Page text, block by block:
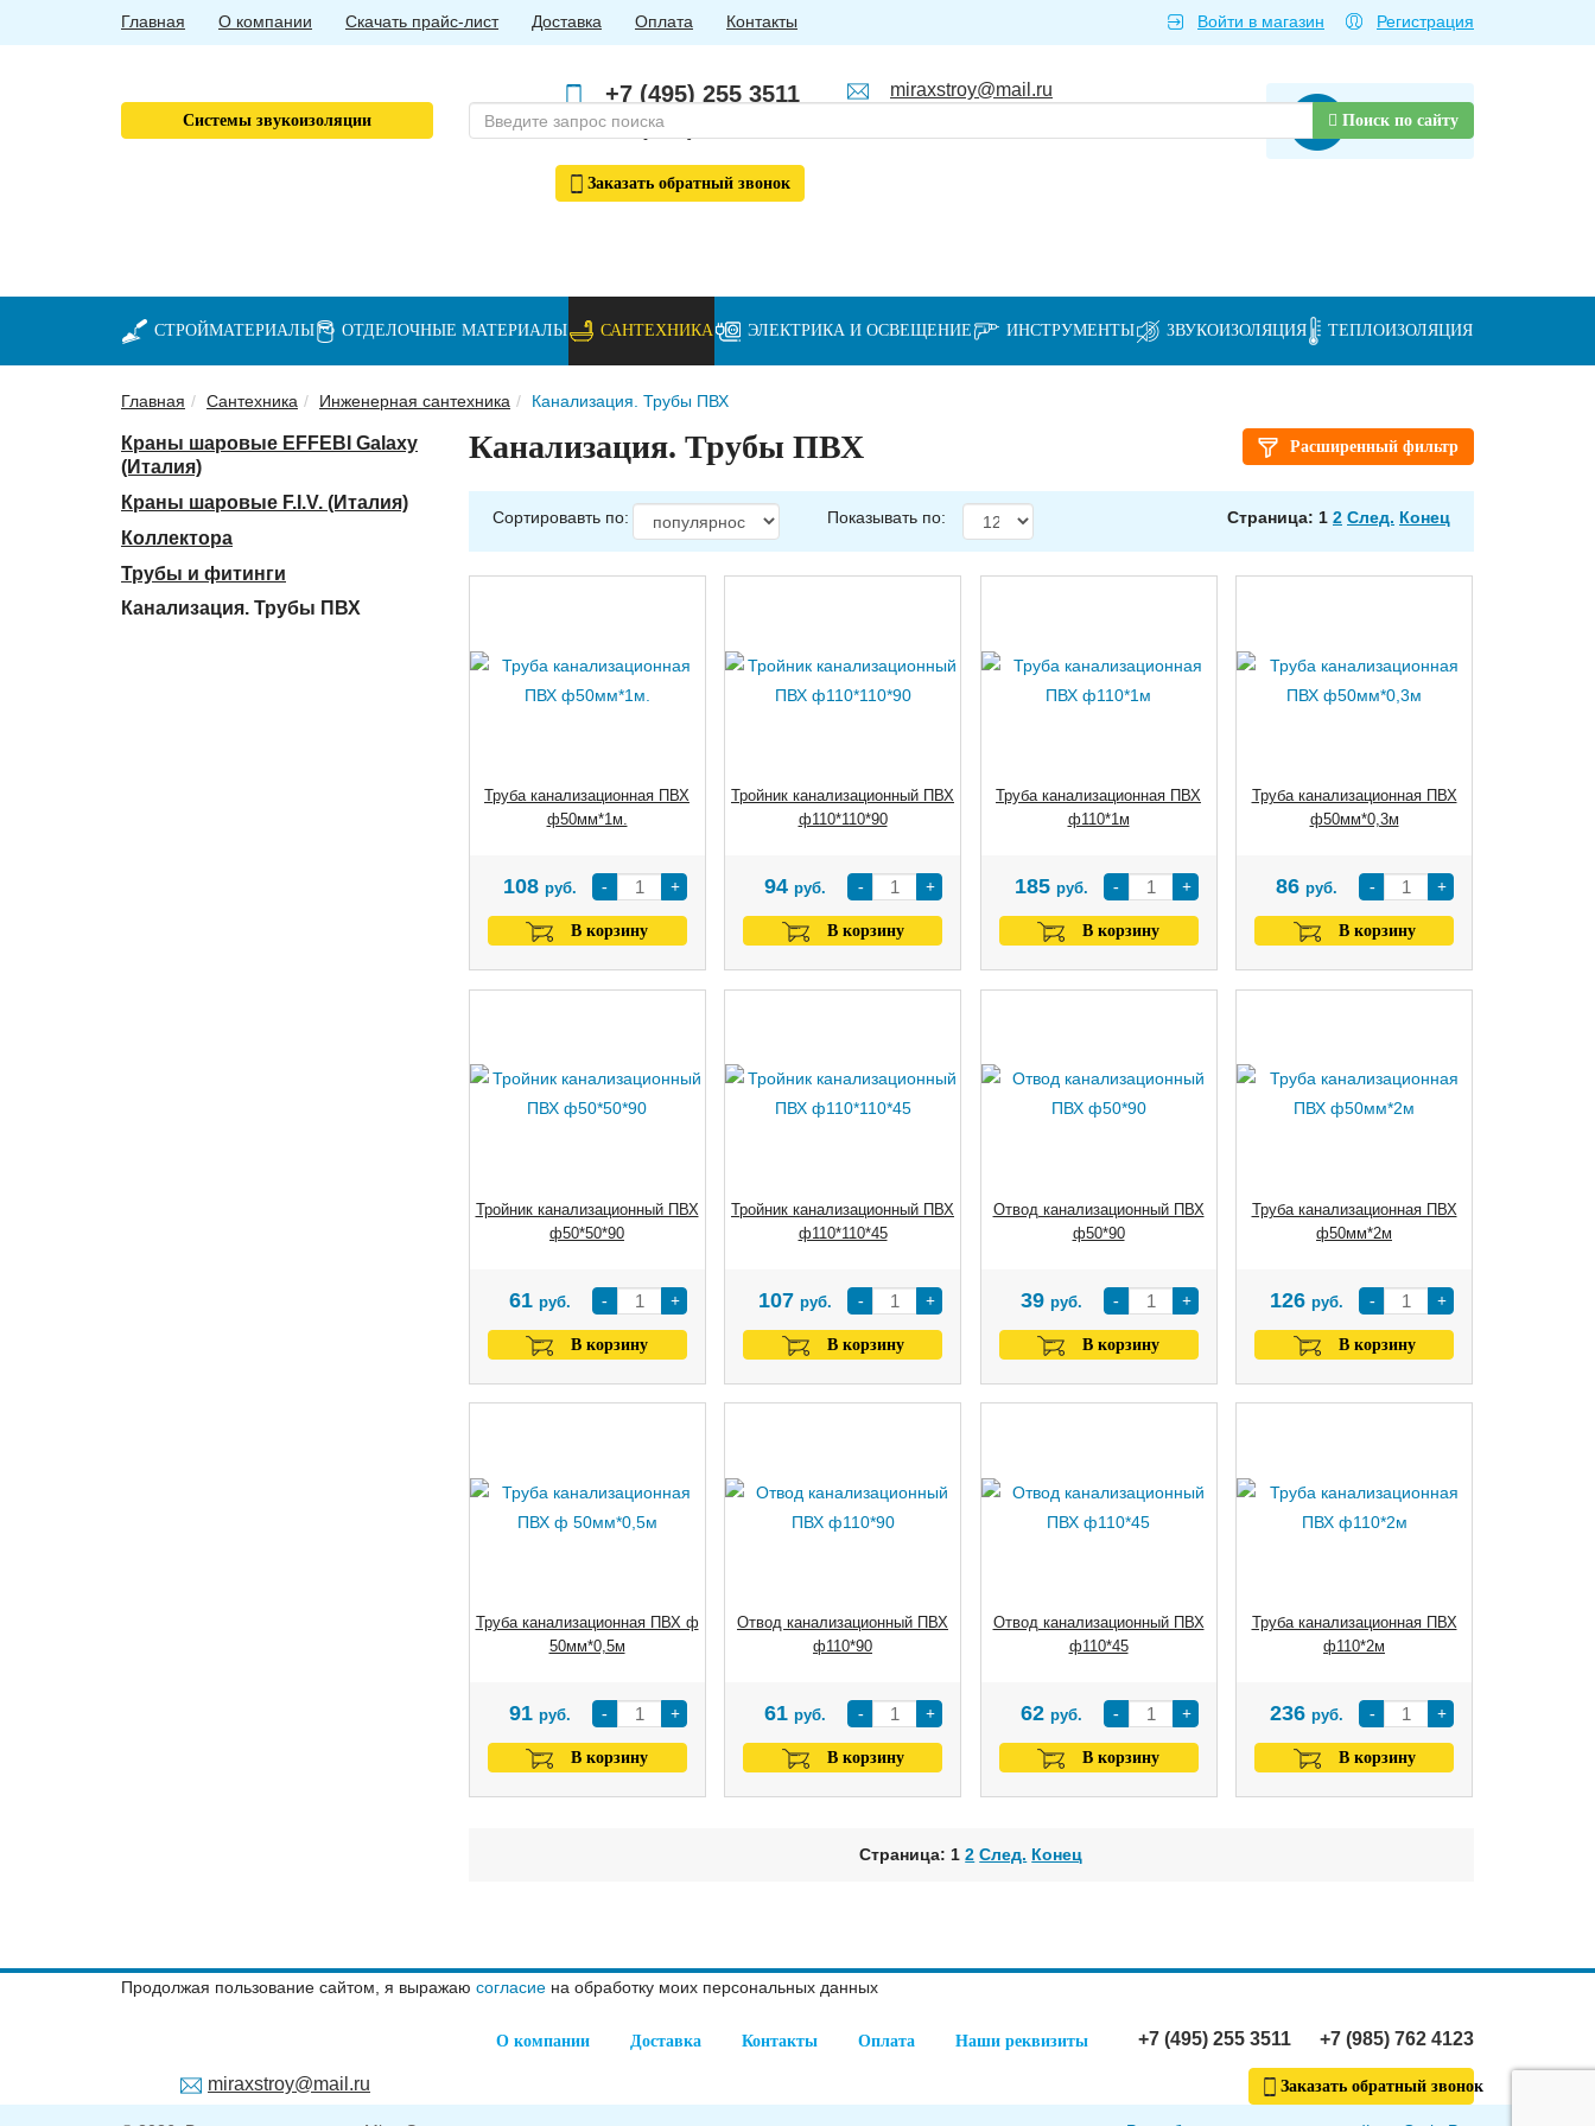
СТРОЙМАТЕРИАЛЫ ОТДЕЛОЧНЫЕ МАТЕРИАЛЫ САНТЕХНИКА ЭЛЕКТРИКА И ОСВЕЩЕНИЕ ИНСТРУМЕНТЫ ЗВУКОИЗОЛЯЦИЯ ТЕПЛОИЗОЛЯЦИЯ
Главная О компании Скачать прайс-лист Доставка Оплата Контакты Войти в магазин Регистрация
Товаров нет
+7 (495) 255 3511
+7 (985) 762 4123
Заказать обратный звонок
miraxstroy@mail.ru
Системы звукоизоляции Поиск по сайту
Главная Сантехника Инженерная сантехника Канализация. Трубы ПВХ
Краны шаровые EFFEBI Galaxy
(Италия)
Краны шаровые F.I.V. (Италия)
Коллектора
Трубы и фитинги
Канализация. Трубы ПВХ
Расширенный фильтр
Канализация. Трубы ПВХ
Сортировавть по: Показывать по: Страница: 1 2 След. Конец
Труба канализационная ПВХ
ф50мм*1м.
- +
108 руб.
В корзину
Тройник канализационный ПВХ
ф110*110*90
- +
94 руб.
В корзину
Труба канализационная ПВХ
ф110*1м
- +
185 руб.
В корзину
Труба канализационная ПВХ
ф50мм*0,3м
- +
86 руб.
В корзину
Тройник канализационный ПВХ
ф50*50*90
- +
61 руб.
В корзину
Тройник канализационный ПВХ
ф110*110*45
- +
107 руб.
В корзину
Отвод канализационный ПВХ
ф50*90
- +
39 руб.
В корзину
Труба канализационная ПВХ
ф50мм*2м
- +
126 руб.
В корзину
Труба канализационная ПВХ ф
50мм*0,5м
- +
91 руб.
В корзину
Отвод канализационный ПВХ
ф110*90
- +
61 руб.
В корзину
Отвод канализационный ПВХ
ф110*45
- +
62 руб.
В корзину
Труба канализационная ПВХ
ф110*2м
- +
236 руб.
В корзину
Страница: 12 След. Конец
О компании Доставка Контакты Оплата Наши реквизиты +7 (495) 255 3511 +7 (985) 762 4123
Заказать обратный звонок
miraxstroy@mail.ru
Продолжая пользование сайтом, я выражаю согласие на обработку моих персональных данных